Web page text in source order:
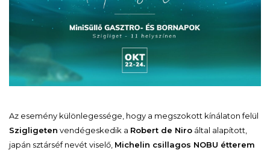
Az esemény különlegessége, hogy a megszokott kínálaton felül
Szigligeten vendégeskedik a Robert de Niro által alapított,
japán sztárséf nevét viselő, Michelin csillagos NOBU étterem